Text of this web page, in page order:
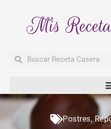
Mis
BuscarBuscar
Postres,